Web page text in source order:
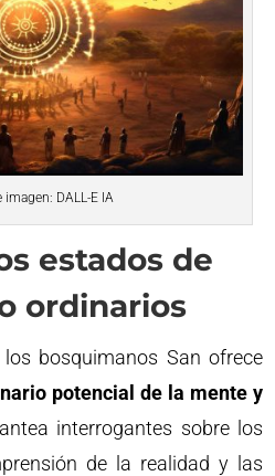
imagen: DALL-E IA
estados de
ordinarios
bosquimanos San ofrece
potencial de la mente y
interrogantes sobre los
de la realidad y las